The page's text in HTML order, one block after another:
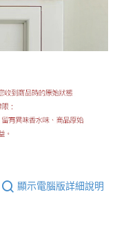
顯示電腦版詳細說明